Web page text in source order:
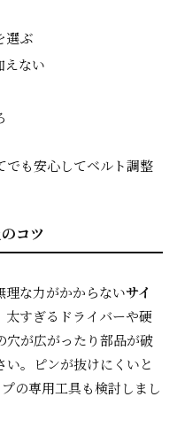
選ぶ
えない
でも安心してベルト調整
コツ
理な力がかからないサイ
太すぎるドライバーや硬
穴が広がったり部品が破
。ピンが抜けにくいと
の専用工具も検討しまし